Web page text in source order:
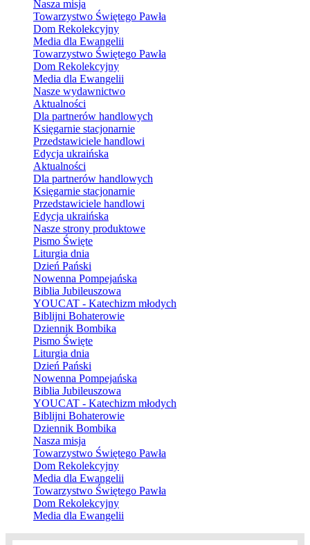
Nasza misja
Towarzystwo Świętego Pawła
Dom Rekolekcyjny
Media dla Ewangelii
Towarzystwo Świętego Pawła
Dom Rekolekcyjny
Media dla Ewangelii
Nasze wydawnictwo
Aktualności
Dla partnerów handlowych
Księgarnie stacjonarnie
Przedstawiciele handlowi
Edycja ukraińska
Aktualności
Dla partnerów handlowych
Księgarnie stacjonarnie
Przedstawiciele handlowi
Edycja ukraińska
Nasze strony produktowe
Pismo Święte
Liturgia dnia
Dzień Pański
Nowenna Pompejańska
Biblia Jubileuszowa
YOUCAT - Katechizm młodych
Biblijni Bohaterowie
Dziennik Bombika
Pismo Święte
Liturgia dnia
Dzień Pański
Nowenna Pompejańska
Biblia Jubileuszowa
YOUCAT - Katechizm młodych
Biblijni Bohaterowie
Dziennik Bombika
Nasza misja
Towarzystwo Świętego Pawła
Dom Rekolekcyjny
Media dla Ewangelii
Towarzystwo Świętego Pawła
Dom Rekolekcyjny
Media dla Ewangelii